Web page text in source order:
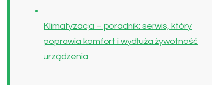
Klimatyzacja – poradnik: serwis, który
poprawia komfort i wydłuża żywotność
urządzenia